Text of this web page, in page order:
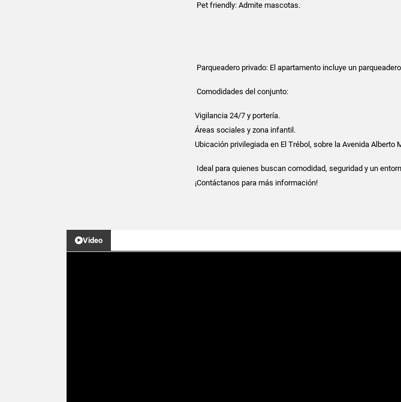
Pet friendly: Admite mascotas.
Parqueadero privado: El apartamento incluye un
Comodidades del conjunto:
Vigilancia 24/7 y portería.
Áreas sociales y zona infantil.
Ubicación privilegiada en El Trébol, sobre la Avenida
Ideal para quienes buscan comodidad, seguridad y un
¡Contáctanos para más información!
Video